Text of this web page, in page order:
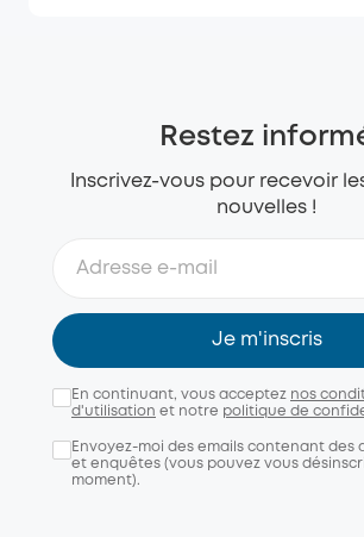
Restez
Inscrivez-vous pour recevoir
nouvelles !
Je m'inscris
En continuant, vous acceptez nos
d'utilisation et notre politique de
Envoyez-moi des emails contenant des
et enquêtes (vous pouvez vous
moment).